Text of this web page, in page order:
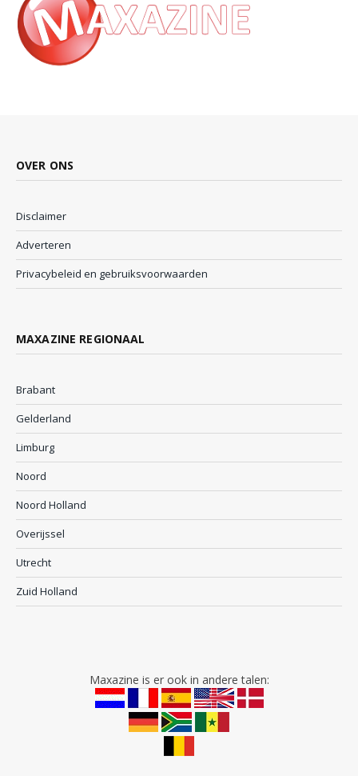
OVER ONS
Disclaimer
Adverteren
Privacybeleid en gebruiksvoorwaarden
MAXAZINE REGIONAAL
Brabant
Gelderland
Limburg
Noord
Noord Holland
Overijssel
Utrecht
Zuid Holland
Maxazine is er ook in andere talen: